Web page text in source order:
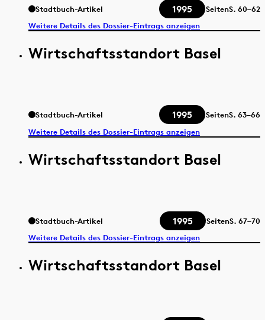
Stadtbuch-Artikel 1995 SeitenS. 60–62
Weitere Details des Dossier-Eintrags anzeigen
Wirtschaftsstandort Basel
Stadtbuch-Artikel 1995 SeitenS. 63–66
Weitere Details des Dossier-Eintrags anzeigen
Wirtschaftsstandort Basel
Stadtbuch-Artikel 1995 SeitenS. 67–70
Weitere Details des Dossier-Eintrags anzeigen
Wirtschaftsstandort Basel